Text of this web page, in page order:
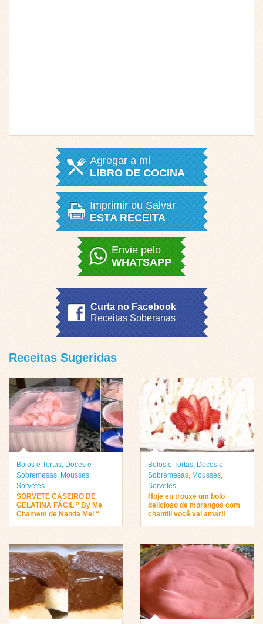
Agregar a mi
LIBRO DE COCINA
Imprimir ou Salvar
ESTA RECEITA
Envie pelo
WHATSAPP
Curta no Facebook
Receitas Soberanas
Receitas Sugeridas
Bolos e Tortas, Doces e
Sobremesas, Mousses,
Sorvetes
SORVETE CASEIRO DE
GELATINA FÁCIL ” By Me
Chamem de Nanda Mel “
Bolos e Tortas, Doces e
Sobremesas, Mousses,
Sorvetes
Hoje eu trouxe um bolo
delicioso de morangos com
chantili você vai amar!!